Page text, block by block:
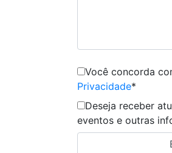
Você concorda
Privacidade*
Deseja receber
eventos e outras